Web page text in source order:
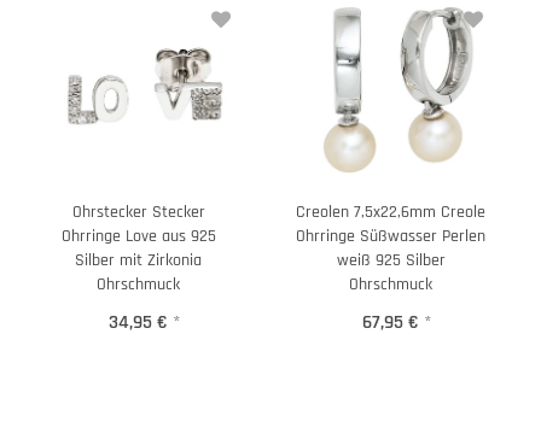
Ohrstecker Stecker
Ohrringe Love aus 925
Silber mit Zirkonia
Ohrschmuck
34,95 € *
Creolen 7,5x22,6mm Creole
Ohrringe Süßwasser Perlen
weiß 925 Silber
Ohrschmuck
67,95 € *